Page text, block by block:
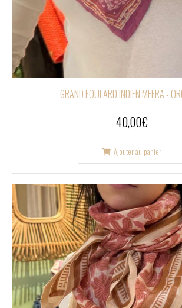
GRAND FOULARD INDIEN MEERA -
40,00€
Ajouter au panier